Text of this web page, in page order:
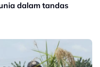
dalam tandas